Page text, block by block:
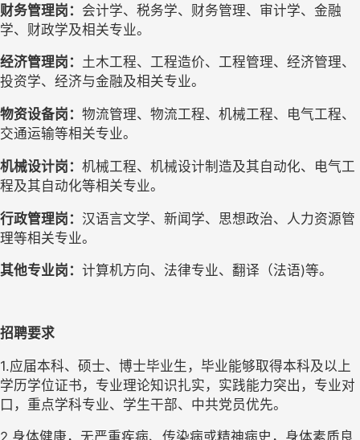
财务管理岗： 会计学、税务学、财务管理、审计学、 金融
学、财政学及相关专业。
经济管理岗 ： 土木工程、工程造价、工程管理、经济管理、
投资学、经济与金融及相关专业。
物资设备岗： 物流管理、物流工程、机械工程、 电气工程、
交通运输等相关专业。
机械设计岗： 机械工程、机械设计制造及其自动化、电气工
程及其自动化等相关专业。
行政管理岗： 汉语言文学、新闻学、思想政治、人力资源管
理等相关专业。
其他专业岗： 计算机方向、法律专业、翻译（法语)等。
招聘要求
1.应届本科、硕士、博士毕业生，毕业能够取得本科及以上
学历学位证书，专业理论知识扎实，实践能力突出，专业对
口，重点学科专业、学生干部、中共党员优先。